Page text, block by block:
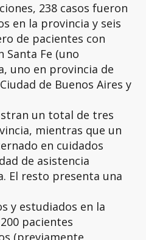
238 casos fueron
en la provincia y seis
de pacientes con
Santa Fe (uno
uno en provincia de
de Buenos Aires y
un total de tres
mientras que un
en cuidados
de asistencia
El resto presenta una
y estudiados en la
pacientes
(previamente